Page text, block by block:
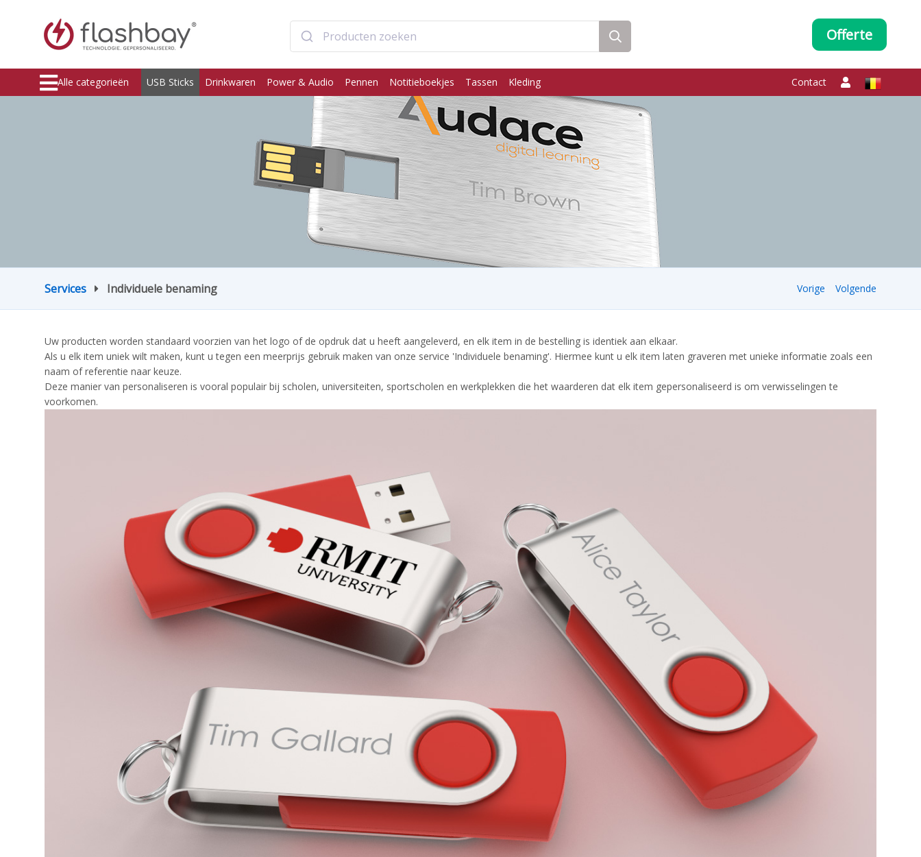
Offerte
Alle categorieën USB Sticks Drinkwaren Power & Audio Pennen Notitieboekjes Tassen Kleding Contact
Services Individuele benaming Volgende
Vorige
Uw producten worden standaard voorzien van het logo of de opdruk dat u heeft aangeleverd, en elk item in de bestelling is identiek aan elkaar.
Als u elk item uniek wilt maken, kunt u tegen een meerprijs gebruik maken van onze service 'Individuele benaming'. Hiermee kunt u elk item laten graveren met unieke informatie zoals een
naam of referentie naar keuze.
Deze manier van personaliseren is vooral populair bij scholen, universiteiten, sportscholen en werkplekken die het waarderen dat elk item gepersonaliseerd is om verwisselingen te
voorkomen.